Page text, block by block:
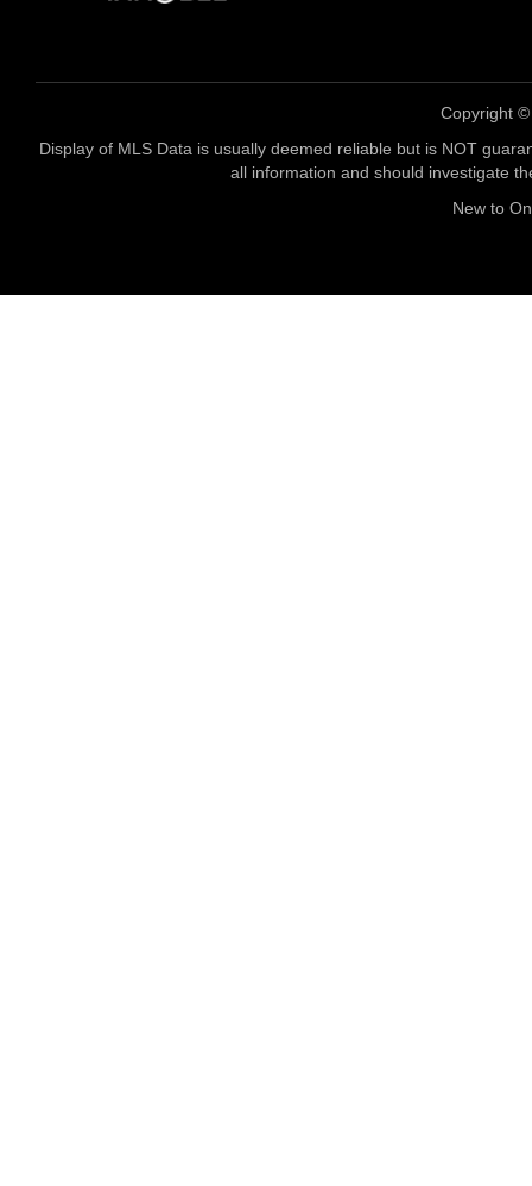
Copyright
Display of MLS Data is usually deemed reliable but is NOT
all information and should investigate
New to